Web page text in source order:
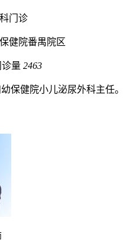
门诊
健院番禺院区
诊量 2463
保健院小儿泌尿外科主任